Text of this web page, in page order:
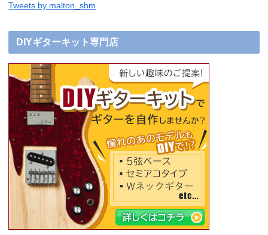
Tweets by malton_shm
DIYギターキット専門店